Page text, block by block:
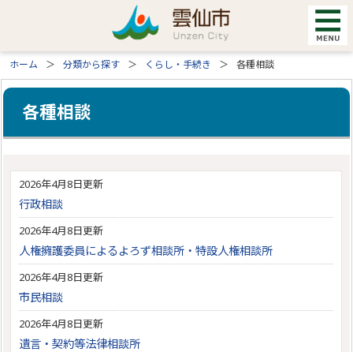
ホーム 分類から探す くらし・手続き 各種相談
各種相談
2026年4月8日更新
行政相談
2026年4月8日更新
人権擁護委員によるよろず相談所・特設人権相談所
2026年4月8日更新
市民相談
2026年4月8日更新
遺言・契約等法律相談所